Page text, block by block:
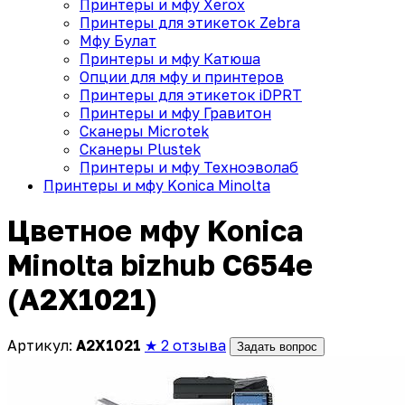
Принтеры и мфу Xerox
Принтеры для этикеток Zebra
Мфу Булат
Принтеры и мфу Катюша
Опции для мфу и принтеров
Принтеры для этикеток iDPRT
Принтеры и мфу Гравитон
Сканеры Microtek
Сканеры Plustek
Принтеры и мфу Техноэволаб
Принтеры и мфу Konica Minolta
Цветное мфу Konica
Minolta bizhub C654e
(A2X1021)
Артикул: A2X1021 ★ 2 отзыва Задать вопрос